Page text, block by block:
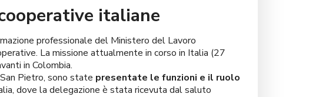
italiane
professionale del Ministero del Lavoro
La missione attualmente in corso in Italia (27
in Colombia.
Pietro, sono state presentate le funzioni e il ruolo
dove la delegazione è stata ricevuta dal saluto